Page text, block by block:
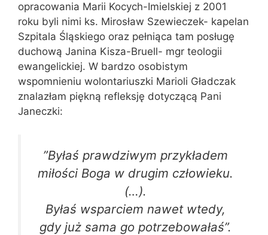
opracowania Marii Kocych-Imielskiej z 2001
roku byli nimi ks. Mirosław Szewieczek- kapelan
Szpitala Śląskiego oraz pełniąca tam posługę
duchową Janina Kisza-Bruell- mgr teologii
ewangelickiej. W bardzo osobistym
wspomnieniu wolontariuszki Marioli Gładczak
znalazłam piękną refleksję dotyczącą Pani
Janeczki:
”Byłaś prawdziwym przykładem
miłości Boga w drugim człowieku.
(…).
Byłaś wsparciem nawet wtedy,
gdy już sama go potrzebowałaś”.